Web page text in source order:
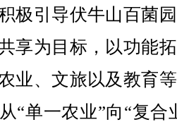
极引导伏牛山百菌
享为目标，以功能
业、文旅以及教育
“单一农业”向“复合